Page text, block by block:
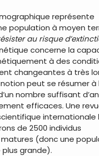
représente
population à moyen
au risque
concerne la
à des
changeantes à très
peut se résumer à
nombre suffisant
efficaces. Une
internationale
de 2500 individus
(donc une
grande).